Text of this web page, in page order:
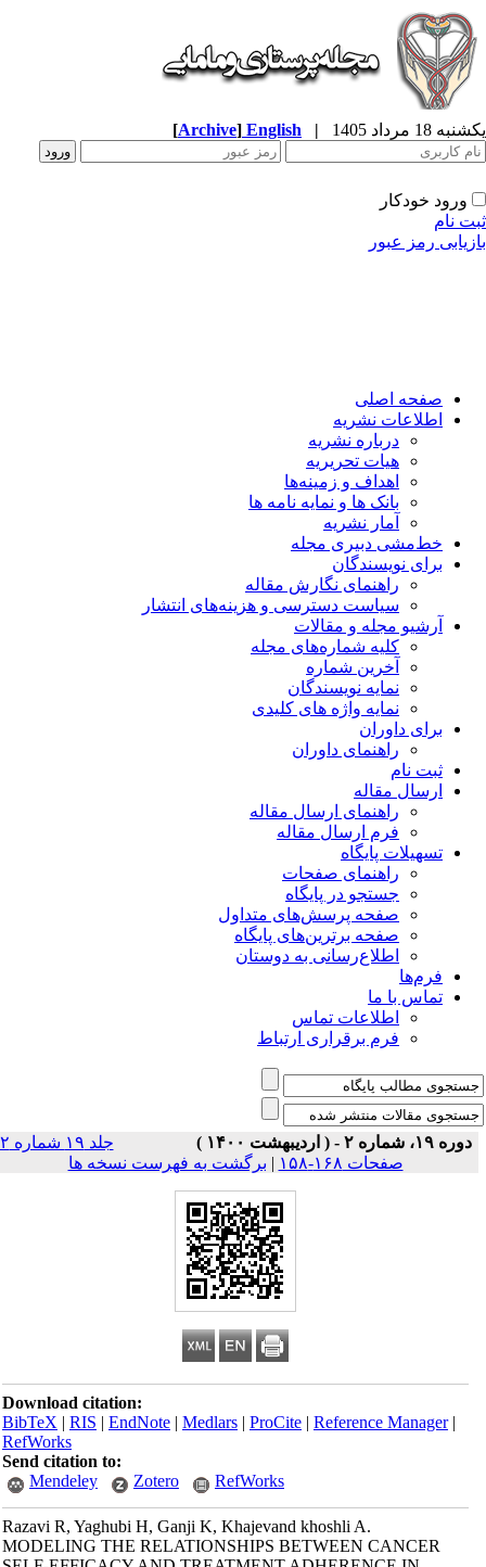
18 مرداد 1405 |
English
[Archive]
ورود خودکار
نام
رمز عبور
صفحه اصلی
اطلاعات نشریه
درباره نشریه
هیات تحریریه
اهداف و زمینه‌ها
بانک ها و نمایه نامه ها
آمار نشریه
خط‌مشی دبیری مجله
برای نویسندگان
راهنمای نگارش مقاله
سیاست دسترسی و هزینه‌های انتشار
آرشیو مجله و مقالات
کلیه شماره‌های مجله
آخرین شماره
نمایه نویسندگان
نمایه واژه های کلیدی
برای داوران
راهنمای داوران
ثبت نام
ارسال مقاله
راهنمای ارسال مقاله
فرم ارسال مقاله
تسهیلات پایگاه
راهنمای صفحات
جستجو در پایگاه
صفحه پرسش‌های متداول
صفحه برترین‌های پایگاه
اطلاع‌رسانی به دوستان
فرم‌ها
تماس با ما
اطلاعات تماس
فرم برقراری ارتباط
دوره ۱۹، شماره ۲ - ( اردیبهشت ۱۴۰۰ )
جلد ۱۹ شماره ۲
صفحات ۱۶۸-۱۵۸
| برگشت به فهرست نسخه ها
Download citation:
BibTeX|RIS|EndNote|Medlars|ProCite|Reference Manager
RefWorks
Send citation to:
Mendeley
Zotero RefWorks
Razavi R, Yaghubi H, Ganji K, Khajevand khoshli A.
MODELING THE RELATIONSHIPS BETWEEN CANCER